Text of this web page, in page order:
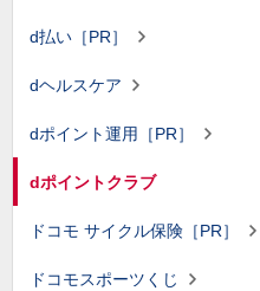
d払い［PR］
dヘルスケア
dポイント運用［PR］
dポイントクラブ
ドコモ サイクル保険［PR］
ドコモスポーツくじ